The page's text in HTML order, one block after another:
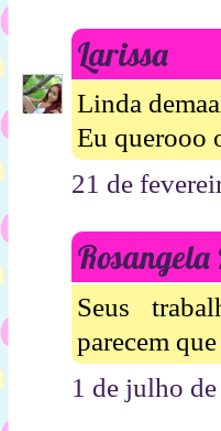
Larissa
Linda
Eu querooo
21 de
Rosangela
Seus
parecem
1 de julho